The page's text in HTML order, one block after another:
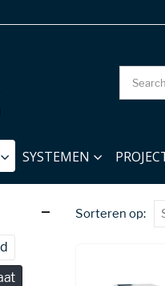
SYSTEMEN
Sorteren op: